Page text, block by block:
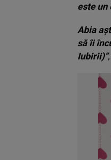
este un
Abia
să îi
Iubirii)”